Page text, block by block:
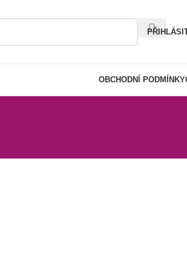
OBCHODNÍ PODMÍNKY